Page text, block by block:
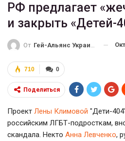
РФ предлагает
и закрыть «Детей-
От Гей-Альянс Украина
0
710
Поделиться
Проект Лены Климовой "Дети-
российским ЛГБТ-подросткам,
скандала. Некто Анна Левченко,